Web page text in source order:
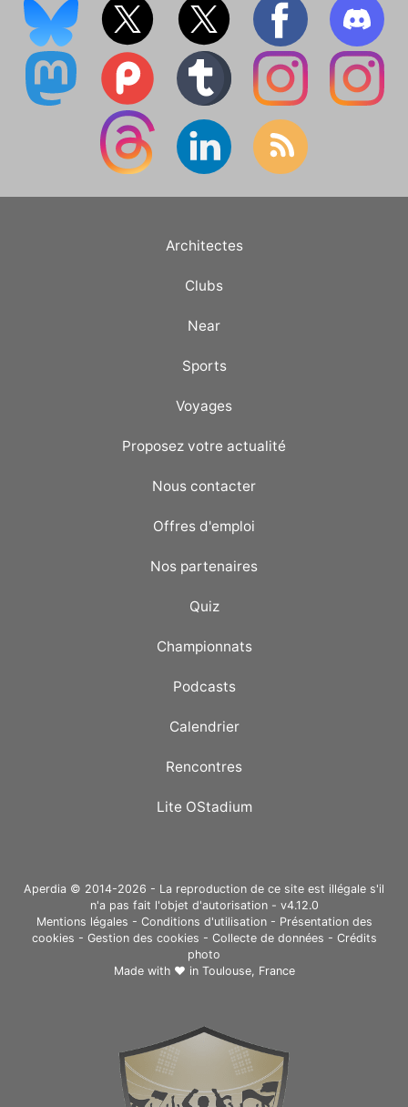
Architectes
Clubs
Near
Sports
Voyages
Proposez votre actualité
Nous contacter
Offres d'emploi
Nos partenaires
Quiz
Championnats
Podcasts
Calendrier
Rencontres
Lite OStadium
Aperdia © 2014-2026 - La reproduction de ce site est illégale s'il
n'a pas fait l'objet d'autorisation - v4.12.0
Mentions légales - Conditions d'utilisation- Présentation des
cookies - Gestion des cookies - Collecte de données - Crédits
photo
Made with ❤ in Toulouse, France